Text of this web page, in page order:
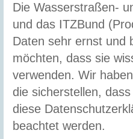
Die Wasserstraßen-
und das ITZBund
Daten sehr ernst und
möchten, dass sie
verwenden. Wir
die sicherstellen,
diese
beachtet werden.